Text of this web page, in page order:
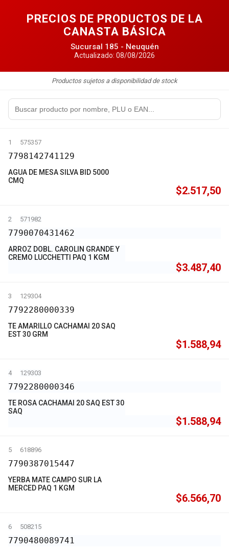
PRECIOS DE PRODUCTOS DE LA
CANASTA BÁSICA
Sucursal 185 - Neuquén
Actualizado: 08/08/2026
Productos sujetos a disponibilidad de stock
1 575357
7798142741129
AGUA DE MESA SILVA BID 5000
CMQ
$2.517,50
2 571982
7790070431462
ARROZ DOBL. CAROLIN GRANDE Y
CREMO LUCCHETTI PAQ 1 KGM
$3.487,40
3 129304
7792280000339
TE AMARILLO CACHAMAI 20 SAQ
EST 30 GRM
$1.588,94
4 129303
7792280000346
TE ROSA CACHAMAI 20 SAQ EST 30
SAQ
$1.588,94
5 618896
7790387015447
YERBA MATE CAMPO SUR LA
MERCED PAQ 1 KGM
$6.566,70
6 508215
7790480089741